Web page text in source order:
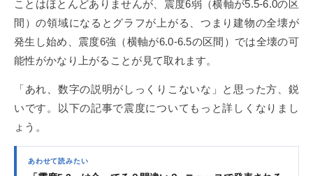
ことはほとんどありませんが、震度6弱（横軸が5.5-6.0の区
間）の領域になるとグラフが上がる、つまり建物の全壊が
発生し始め、震度6強（横軸が6.0-6.5の区間）では全壊の可
能性がかなり上がることが見て取れます。
「あれ、数字の説明がしっくりこないな」と思った方、鋭
いです。以下の記事で震度についてもっと詳しくなりまし
ょう。
あわせて読みたい